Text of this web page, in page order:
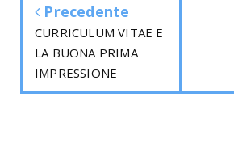
Precedente
CURRICULUM VITAE E
LA BUONA PRIMA
IMPRESSIONE